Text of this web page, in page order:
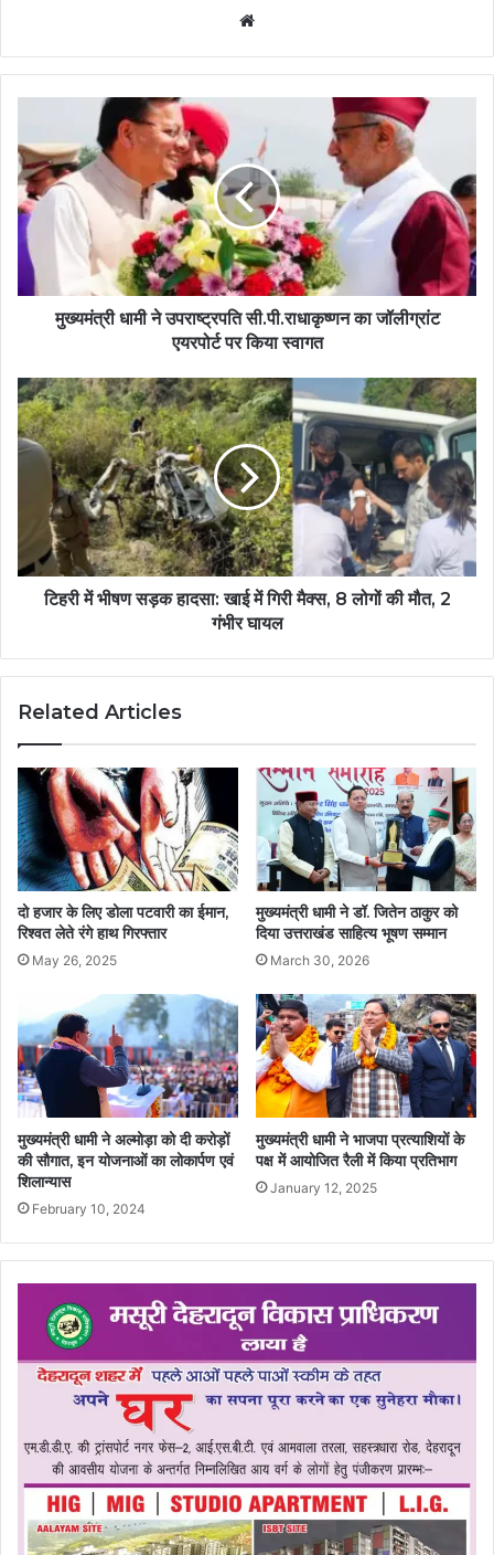
मुख्यमंत्री धामी ने उपराष्ट्रपति सी.पी.राधाकृष्णन का जॉलीग्रांट
एयरपोर्ट पर किया स्वागत
टिहरी में भीषण सड़क हादसा: खाई में गिरी मैक्स, 8 लोगों की मौत, 2
गंभीर घायल
Related Articles
दो हजार के लिए डोला पटवारी का ईमान,
रिश्वत लेते रंगे हाथ गिरफ्तार
May 26, 2025
मुख्यमंत्री धामी ने डॉ. जितेन ठाकुर को
दिया उत्तराखंड साहित्य भूषण सम्मान
March 30, 2026
मुख्यमंत्री धामी ने अल्मोड़ा को दी करोड़ों
की सौगात, इन योजनाओं का लोकार्पण एवं
शिलान्यास
February 10, 2024
मुख्यमंत्री धामी ने भाजपा प्रत्याशियों के
पक्ष में आयोजित रैली में किया प्रतिभाग
January 12, 2025